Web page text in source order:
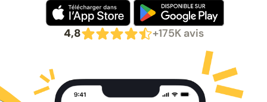
4,8 +175K avis